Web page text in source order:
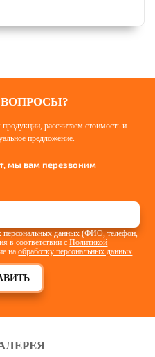
рассчитаем стоимость и
предложение.
мы вам перезвоним
персональных данных (ФИО, телефон,
в соответствии сПолитикой
наобработку персональных данных